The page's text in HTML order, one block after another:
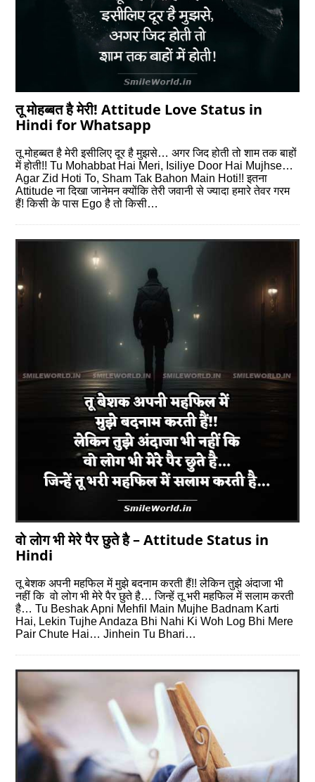
तू मोहब्बत है मेरी! Attitude Love Status in
Hindi for Whatsapp
तू मोहब्बत है मेरी इसीलिए दूर है मुझसे… अगर जिद होती तो शाम तक बाहों
में होती!! Tu Mohabbat Hai Meri, Isiliye Door Hai Mujhse…
Agar Zid Hoti To, Sham Tak Bahon Main Hoti!! इतना
Attitude ना दिखा जानेमन क्योंकि तेरी जवानी से ज्यादा हमारे तेवर गरम
हैं! किसी के पास Ego है तो किसी…
वो लोग भी मेरे पैर छुते है – Attitude Status in
Hindi
तू बेशक अपनी महफिल में मुझे बदनाम करती हैं!! लेकिन तुझे अंदाजा भी
नहीं कि वो लोग भी मेरे पैर छुते है… जिन्हें तू भरी महफिल में सलाम करती
है… Tu Beshak Apni Mehfil Main Mujhe Badnam Karti
Hai, Lekin Tujhe Andaza Bhi Nahi Ki Woh Log Bhi Mere
Pair Chute Hai… Jinhein Tu Bhari…